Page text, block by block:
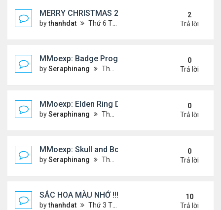
MERRY CHRISTMAS 2024 & HAPPY NEW YEAR
bythanhdat Thứ 6 Tháng 12 20, 2024 2:25 pm
2
Trả lời
MMoexp: Badge Progression in NBA 2K25 is
bySeraphinang Thứ 3 Tháng 11 26, 2024 7:47 pm
0
Trả lời
MMoexp: Elden Ring DLC: Investigating the Giant
bySeraphinang Thứ 3 Tháng 11 26, 2024 7:47 pm
0
Trả lời
MMoexp: Skull and Bones Season 3: An Exciting
bySeraphinang Thứ 3 Tháng 11 26, 2024 7:46 pm
0
Trả lời
SẮC HOA MÀU NHỚ !!!
bythanhdat Thứ 3 Tháng 7 23, 2024 4:02 pm
10
Trả lời